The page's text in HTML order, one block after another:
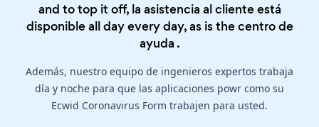
and to top it off, la asistencia al cliente está
disponible all day every day, as is thecentro de
ayuda .
Además, nuestro equipo de ingenieros expertos trabaja
día y noche para que las aplicaciones powr como su
Ecwid Coronavirus Form trabajen para usted.